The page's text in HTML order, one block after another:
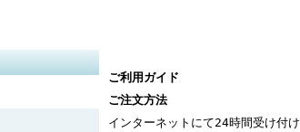
ご利用ガイド
ご注文方法
インターネットにて24時間受け付け